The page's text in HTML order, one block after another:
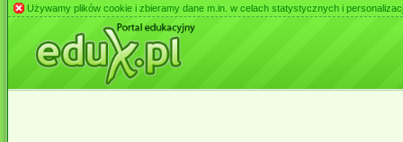
Używamy plików cookie i zbieramy dane m.in. w celach statystycznych i